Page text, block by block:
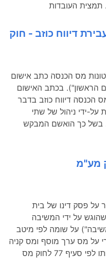
כתב אישום עבירת דיווח כוזב - חוק
1994 הגישו שלטונות מס הכנסה כתב אישום
הראשון"). בכתב האישום
הכנסה דיווח כוזב בדבר
בשנים 1991-1992, וזאת על-ידי ניהול של שתי
בשל כך הואשם המבקש
אילן: זהו ערעור על פסק דינו של בית
על ידי המשיבה
על שומה לפי מיטב
על מס ערך מוסף ומס קניה
בחיפה (להלן: "המערער") בסמכותו לפי סעיף 77 לחוק מס